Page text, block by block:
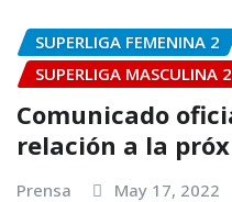
SUPERLIGA FEMENINA 2
SUPERLIGA MASCULINA 2
Comunicado
relación a la
Prensa May 17, 2022